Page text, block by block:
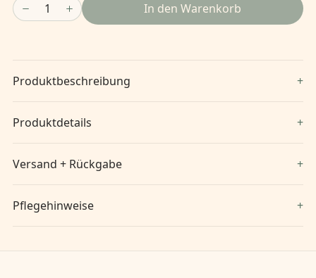
1 In den Warenkorb
Produktbeschreibung
Produktdetails
Versand + Rückgabe
Pflegehinweise